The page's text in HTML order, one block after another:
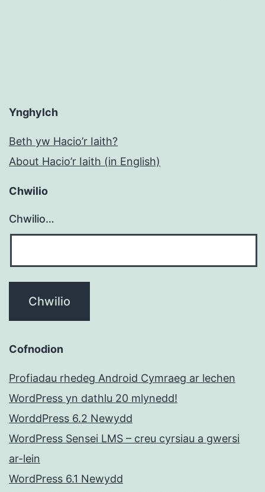
Ynghylch
Beth yw Hacio’r Iaith?
About Hacio’r Iaith (in English)
Chwilio
Chwilio…
Cofnodion
Profiadau rhedeg Android Cymraeg ar lechen
WordPress yn dathlu 20 mlynedd!
WorddPress 6.2 Newydd
WordPress Sensei LMS – creu cyrsiau a gwersi
ar-lein
WordPress 6.1 Newydd